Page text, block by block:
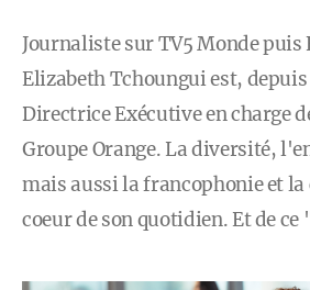
Journaliste sur TV5 Monde puis
Elizabeth Tchoungui est,
Directrice Exécutive en charge
Groupe Orange. La diversité,
mais aussi la francophonie et
coeur de son quotidien. Et de